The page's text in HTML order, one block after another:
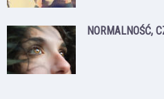
NORMALNOŚĆ,